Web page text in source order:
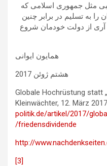
مثل جمهوری اسلامی که
را به تسلیم در برابر چنین
آری از دولت خودمان شروع
همایون ایوانی
هشتم ژوئن 2017
Globale Hochrüstung statt
Kleinwächter, 12. März 2017
politik.de/artikel/2017/
friedensdividende/
http://
[3]